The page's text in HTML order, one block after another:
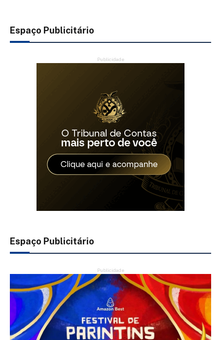
Espaço Publicitário
Publicidade
Espaço Publicitário
Publicidade